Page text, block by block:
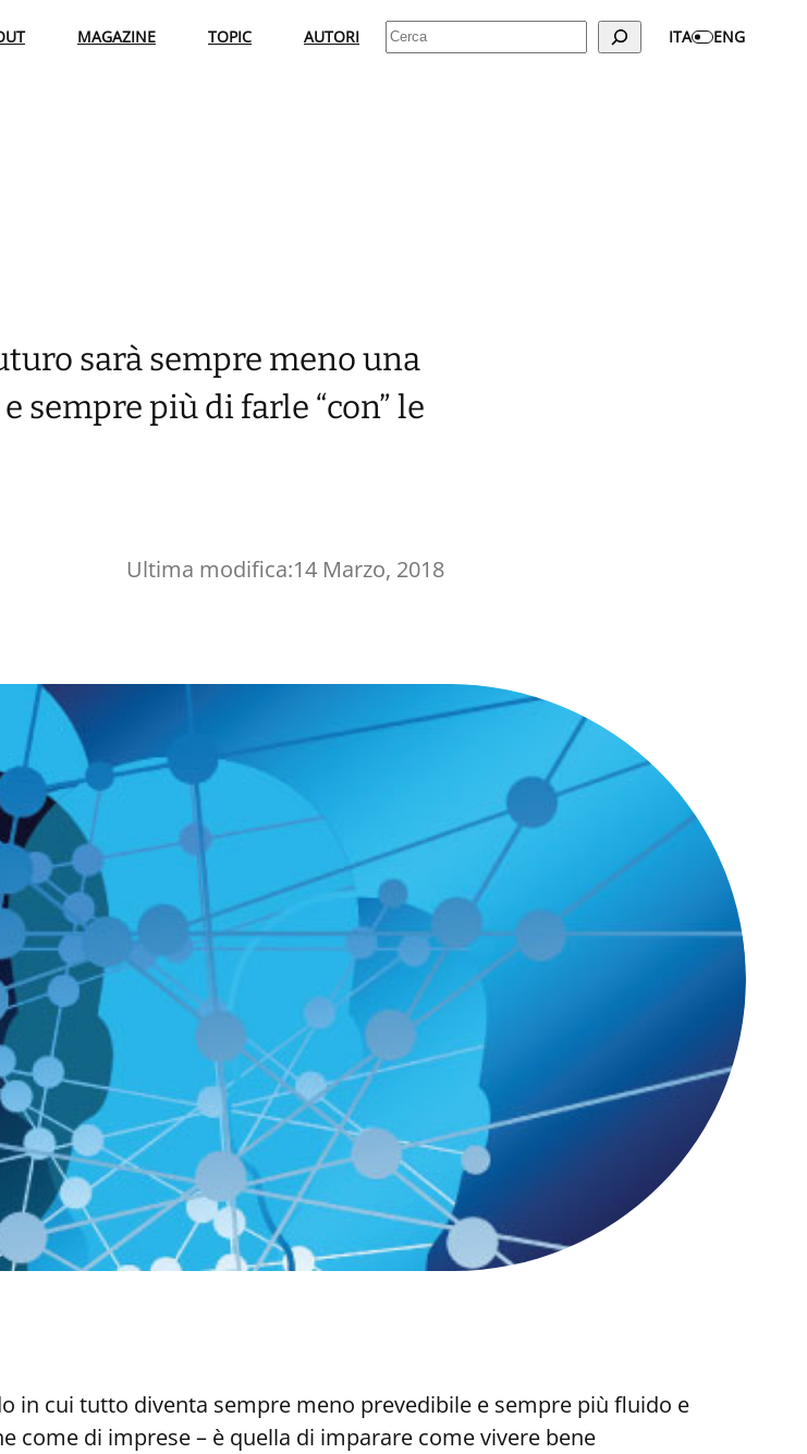
MAGAZINE TOPIC AUTORI Cerca ITA ENG
sarà sempre meno una
sempre più di farle “con” le
Ultima modifica:14 Marzo, 2018
in cui tutto diventa sempre meno prevedibile e sempre più fluido e
come di imprese – è quella di imparare come vivere bene